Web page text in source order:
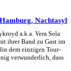
Nachtasyl
a.k.a. Vera Sola
ihrer Band zu Gast im
dem einzigen Tour-
verwunderlich, dass